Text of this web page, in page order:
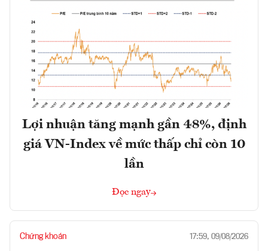
Lợi nhuận tăng mạnh gần 48%, định
giá VN-Index về mức thấp chỉ còn 10
lần
Đọc ngay
Chứng khoán 17:59, 09/08/2026